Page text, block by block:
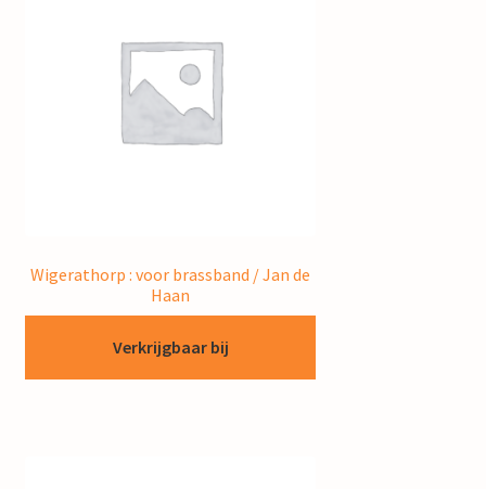
Wigerathorp : voor brassband / Jan de
Haan
Verkrijgbaar bij